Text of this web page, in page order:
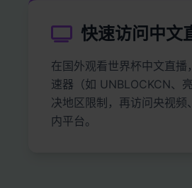
快速访问中文
在国外观看世界杯中文直播
速器（如 UNBLOCKCN、
决地区限制，再访问央视频
内平台。